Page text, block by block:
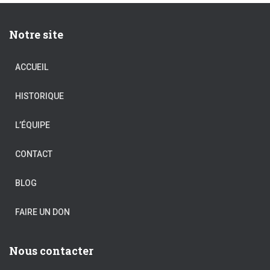
Notre site
ACCUEIL
HISTORIQUE
L’ÉQUIPE
CONTACT
BLOG
FAIRE UN DON
Nous contacter